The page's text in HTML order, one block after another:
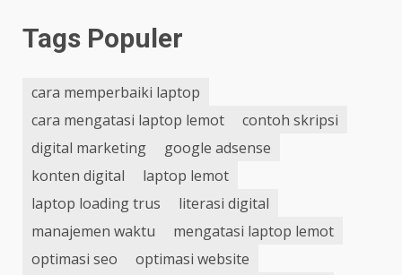
Tags Populer
cara memperbaiki laptop
cara mengatasi laptop lemot
contoh skripsi
digital marketing
google adsense
konten digital
laptop lemot
laptop loading trus
literasi digital
manajemen waktu
mengatasi laptop lemot
optimasi seo
optimasi website